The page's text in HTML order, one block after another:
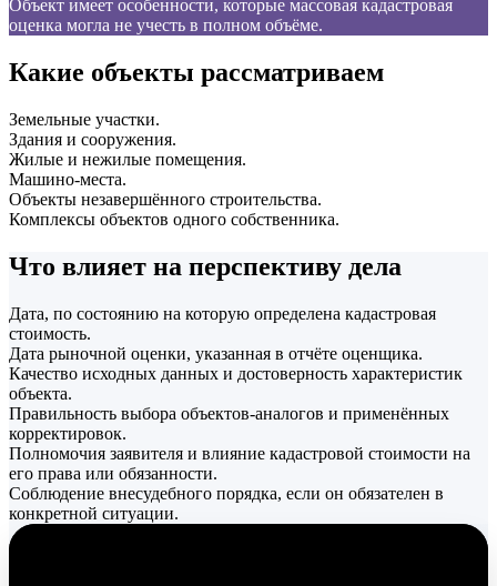
Объект имеет особенности, которые массовая кадастровая
оценка могла не учесть в полном объёме.
Какие объекты рассматриваем
Земельные участки.
Здания и сооружения.
Жилые и нежилые помещения.
Машино-места.
Объекты незавершённого строительства.
Комплексы объектов одного собственника.
Что влияет на перспективу дела
Дата, по состоянию на которую определена кадастровая
стоимость.
Дата рыночной оценки, указанная в отчёте оценщика.
Качество исходных данных и достоверность характеристик
объекта.
Правильность выбора объектов-аналогов и применённых
корректировок.
Полномочия заявителя и влияние кадастровой стоимости на
его права или обязанности.
Соблюдение внесудебного порядка, если он обязателен в
конкретной ситуации.